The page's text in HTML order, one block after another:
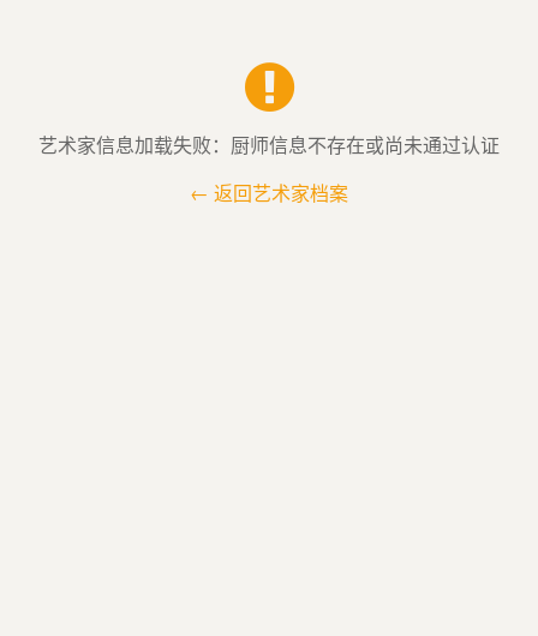
艺术家信息加载失败：厨师信息不存在或尚未通过认证
← 返回艺术家档案